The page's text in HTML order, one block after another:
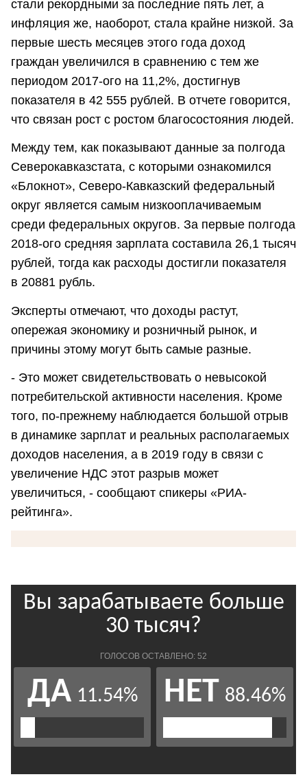
стали рекордными за последние пять лет, а
инфляция же, наоборот, стала крайне низкой. За
первые шесть месяцев этого года доход
граждан увеличился в сравнению с тем же
периодом 2017-ого на 11,2%, достигнув
показателя в 42 555 рублей. В отчете говорится,
что связан рост с ростом благосостояния людей.
Между тем, как показывают данные за полгода
Северокавказстата, с которыми ознакомился
«Блокнот», Северо-Кавказский федеральный
округ является самым низкооплачиваемым
среди федеральных округов. За первые полгода
2018-ого средняя зарплата составила 26,1 тысяч
рублей, тогда как расходы достигли показателя
в 20881 рубль.
Эксперты отмечают, что доходы растут,
опережая экономику и розничный рынок, и
причины этому могут быть самые разные.
- Это может свидетельствовать о невысокой
потребительской активности населения. Кроме
того, по-прежнему наблюдается большой отрыв
в динамике зарплат и реальных располагаемых
доходов населения, а в 2019 году в связи с
увеличение НДС этот разрыв может
увеличиться, - сообщают спикеры «РИА-
рейтинга».